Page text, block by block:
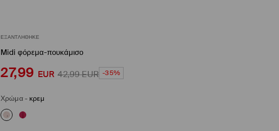
ΕΞΑΝΤΛΉΘΗΚΕ
Midi φόρεμα-πουκάμισο
27,99 EUR 42,99EUR -35%
Χρώμα- κρεμ